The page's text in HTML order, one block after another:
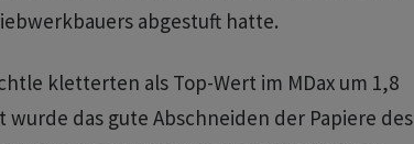
abgestuft hatte.
kletterten als Top-Wert im MDax um 1,8
wurde das gute Abschneiden der Papiere des